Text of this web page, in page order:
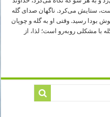
ستایش می‌کرد. ناگهان صدای گله
بودا رسید. وقتی او به گله و چوپان
با مشکلی روبه‌رو است؛ لذا، از